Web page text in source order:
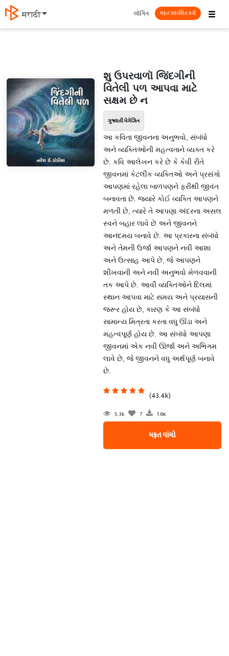
मराठी ☰
લૉગિન મફત પ્રકાશિત કરો
શુ ઉપરવાળૉ જિંદગીની
વિતેલી પળ આપવા માટે
સક્ષમ છે ન
ગુજરાતી મેગેઝિન
આ કવિતા જીવનના અનુભવો, સંબંધો
અને વ્યક્તિઓની મહત્વતાને વ્યક્ત કરે
છે. કવિ આલેખન કરે છે કે કેવી રીતે
જીવનમાં કેટલીક વ્યક્તિઓ અને પ્રસંગો
આપણમાં રહેલા બાળપણને ફરીથી જીવંત
બનાવતા છે. જ્યારે કોઈ વ્યક્તિ આપણને
મળતી છે, ત્યારે તે આપણા અંદરના અસલ
સ્વને બહાર લાવે છે અને જીવનને
આનંદમય બનાવે છે. આ પ્રકારના સંબંધો
અને તેમની ઉર્જા આપણને નવી આશા
અને ઉત્સાહ આપે છે, જે આપણને
શીખવાની અને નવી અનુભવો મેળવવાની
તક આપે છે. આવી વ્યક્તિઓને દિલમાં
સ્થાન આપવા માટે સમય અને પ્રયાસની
જરૂર હોય છે, કારણ કે આ સંબંધો
સામાન્ય મિત્રતા કરતા વધુ ઊંડા અને
મહત્વપૂર્ણ હોય છે. આ સંબંધો આપણા
જીવનમાં એક નવી ઊર્જા અને અભિગમ
લાવે છે, જે જીવનને વધુ અર્થપૂર્ણ બનાવે
છે.
(43.4k)
5.3k 7 1.6k
મફત વાંચો